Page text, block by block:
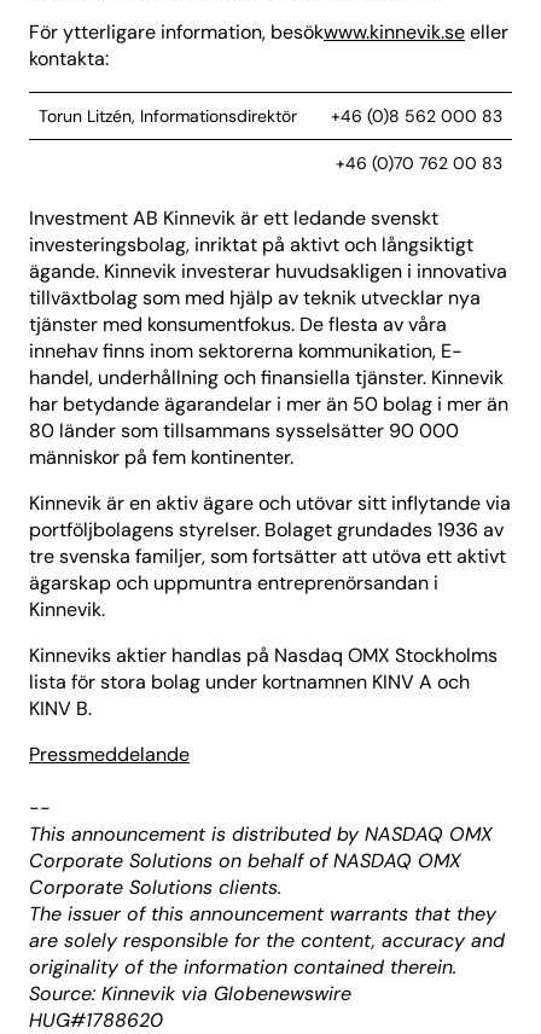
För ytterligare information, besökwww.kinnevik.seeller
kontakta:
Torun Litzén, Informationsdirektör +46 (0)8 562 000 83
+46 (0)70 762 00 83
Investment AB Kinnevik är ett ledande svenskt
investeringsbolag, inriktat på aktivt och långsiktigt
ägande. Kinnevik investerar huvudsakligen i innovativa
tillväxtbolag som med hjälp av teknik utvecklar nya
tjänster med konsumentfokus. De flesta av våra
innehav finns inom sektorerna kommunikation, E-
handel, underhållning och finansiella tjänster. Kinnevik
har betydande ägarandelar i mer än 50 bolag i mer än
80 länder som tillsammans sysselsätter 90 000
människor på fem kontinenter.
Kinnevik är en aktiv ägare och utövar sitt inflytande via
portföljbolagens styrelser. Bolaget grundades 1936 av
tre svenska familjer, som fortsätter att utöva ett aktivt
ägarskap och uppmuntra entreprenörsandan i
Kinnevik.
Kinneviks aktier handlas på Nasdaq OMX Stockholms
lista för stora bolag under kortnamnen KINV A och
KINV B.
Pressmeddelande
--
This announcement is distributed by NASDAQ OMX
Corporate Solutions on behalf of NASDAQ OMX
Corporate Solutions clients.
The issuer of this announcement warrants that they
are solely responsible for the content, accuracy and
originality of the information contained therein.
Source: Kinnevik via Globenewswire
HUG#1788620